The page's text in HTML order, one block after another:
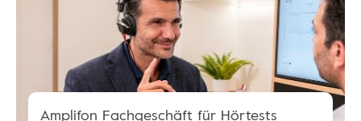
Amplifon Fachgeschäft für Hörtests